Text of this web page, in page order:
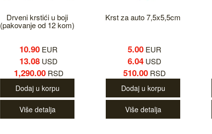
Drveni krstići u boji
(pakovanje od 12 kom)
10.90 EUR
13.08 USD
1,290.00RSD
Dodaj u korpu
Više detalja
Krst za auto 7,5x5,5cm
5.00EUR
6.04USD
510.00RSD
Dodaj u korpu
Više detalja